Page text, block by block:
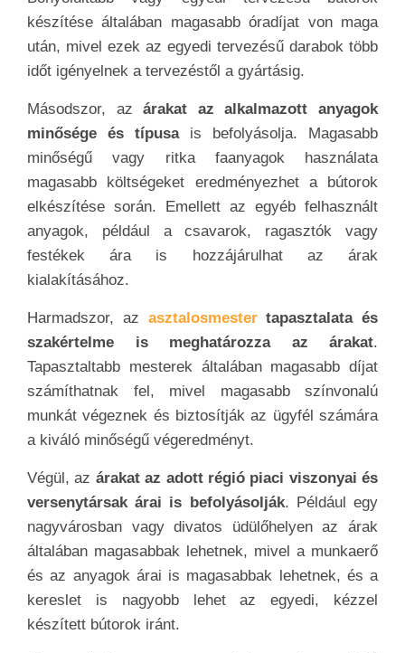
készítése általában magasabb óradíjat von maga
után, mivel ezek az egyedi tervezésű darabok több
időt igényelnek a tervezéstől a gyártásig.
Másodszor, az árakat az alkalmazott anyagok
minősége és típusais befolyásolja. Magasabb
minőségű vagy ritka faanyagok használata
magasabb költségeket eredményezhet a bútorok
elkészítése során. Emellett az egyéb felhasznált
anyagok, például a csavarok, ragasztók vagy
festékek ára is hozzájárulhat az árak
kialakításához.
Harmadszor, az asztalosmestertapasztalata és
szakértelme is meghatározza az árakat.
Tapasztaltabb mesterek általában magasabb díjat
számíthatnak fel, mivel magasabb színvonalú
munkát végeznek és biztosítják az ügyfél számára
a kiváló minőségű végeredményt.
Végül, az árakat az adott régió piaci viszonyai és
versenytársak árai is befolyásolják. Például egy
nagyvárosban vagy divatos üdülőhelyen az árak
általában magasabbak lehetnek, mivel a munkaerő
és az anyagok árai is magasabbak lehetnek, és a
kereslet is nagyobb lehet az egyedi, kézzel
készített bútorok iránt.